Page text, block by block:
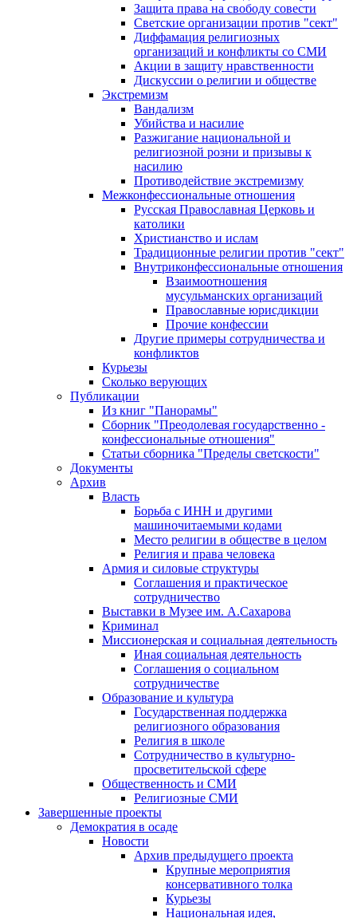
Защита права на свободу совести
Светские организации против "сект"
Диффамация религиозных
организаций и конфликты со СМИ
Акции в защиту нравственности
Дискуссии о религии и обществе
Экстремизм
Вандализм
Убийства и насилие
Разжигание национальной и
религиозной розни и призывы к
насилию
Противодействие экстремизму
Межконфессиональные отношения
Русская Православная Церковь и
католики
Христианство и ислам
Традиционные религии против "сект"
Внутриконфессиональные отношения
Взаимоотношения
мусульманских организаций
Православные юрисдикции
Прочие конфессии
Другие примеры сотрудничества и
конфликтов
Курьезы
Сколько верующих
Публикации
Из книг "Панорамы"
Сборник "Преодолевая государственно -
конфессиональные отношения"
Статьи сборника "Пределы светскости"
Документы
Архив
Власть
Борьба с ИНН и другими
машиночитаемыми кодами
Место религии в обществе в целом
Религия и права человека
Армия и силовые структуры
Соглашения и практическое
сотрудничество
Выставки в Музее им. А.Сахарова
Криминал
Миссионерская и социальная деятельность
Иная социальная деятельность
Соглашения о социальном
сотрудничестве
Образование и культура
Государственная поддержка
религиозного образования
Религия в школе
Сотрудничество в культурно-
просветительской сфере
Общественность и СМИ
Религиозные СМИ
Завершенные проекты
Демократия в осаде
Новости
Архив предыдущего проекта
Крупные мероприятия
консервативного толка
Курьезы
Национальная идея,